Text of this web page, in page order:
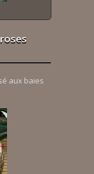
aux baies